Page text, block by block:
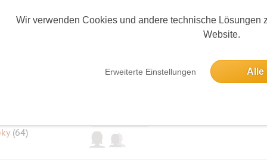
Wir verwenden Cookies und andere technische Lösungen
Website.
Erweiterte Einstellungen Alle
Tomatenfest
Bootsfahrt auf der Spree zum Müggelsee
(64)